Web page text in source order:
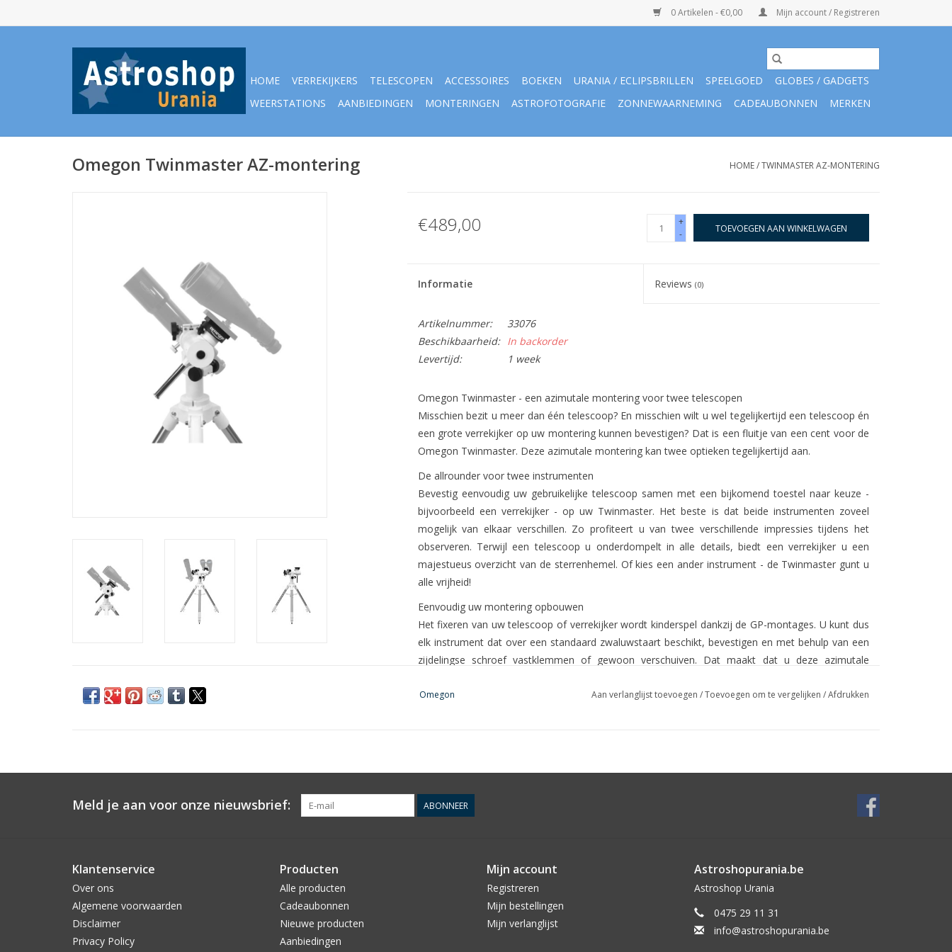
0 Artikelen - €0,00 Mijn account / Registreren
HOME VERREKIJKERS TELESCOPEN ACCESSOIRES BOEKEN URANIA / ECLIPSBRILLEN SPEELGOED
GLOBES / GADGETS
WEERSTATIONS
AANBIEDINGEN MONTERINGEN ASTROFOTOGRAFIE ZONNEWAARNEMING CADEAUBONNEN MERKEN
Omegon Twinmaster AZ-montering HOME/TWINMASTER AZ-MONTERING
€489,00
+
-
TOEVOEGEN AAN WINKELWAGEN
Informatie Reviews(0)
Artikelnummer:
33076
Beschikbaarheid:
In backorder
Levertijd:
1 week
Omegon Twinmaster - een azimutale montering voor twee telescopen
Misschien bezit u meer dan één telescoop? En misschien wilt u wel tegelijkertijd een telescoop én
een grote verrekijker op uw montering kunnen bevestigen? Dat is een fluitje van een cent voor de
Omegon Twinmaster. Deze azimutale montering kan twee optieken tegelijkertijd aan.
De allrounder voor twee instrumenten
Bevestig eenvoudig uw gebruikelijke telescoop samen met een bijkomend toestel naar keuze -
bijvoorbeeld een verrekijker - op uw Twinmaster. Het beste is dat beide instrumenten zoveel
mogelijk van elkaar verschillen. Zo profiteert u van twee verschillende impressies tijdens het
observeren. Terwijl een telescoop u onderdompelt in alle details, biedt een verrekijker u een
majestueus overzicht van de sterrenhemel. Of kies een ander instrument - de Twinmaster gunt u
alle vrijheid!
Eenvoudig uw montering opbouwen
Het fixeren van uw telescoop of verrekijker wordt kinderspel dankzij de GP-montages. U kunt dus
elk instrument dat over een standaard zwaluwstaart beschikt, bevestigen en met behulp van een
zijdelingse schroef vastklemmen of gewoon verschuiven. Dat maakt dat u deze azimutale
Fijne bewegingen in alle richtingen
praktisch is: de fijne bewegingen staan u toe astronomische objecten te volgen met beide
instrumenten tegelijkertijd. U hoeft dus niet langer stress te hebben; geniet tijdens het observeren!
Draagkracht to 13kg - aan elke zijde
gewoon het geschikte contragewicht (niet bij de levering inbegrepen) en bevestigt dit aan de
contragewichtstang (diameter 20mm). Al naargelang de toepassing kunt u de contragewichtstang
gebruiken om het gewicht van het rechtse of het linkse instrument te compenseren.
De voordelen op een rij:
Omegon Aan verlanglijst toevoegen /Toevoegen om te vergelijken /Afdrukken
Meld je aan voor onze nieuwsbrief: ABONNEER
Klantenservice
Over ons
Algemene voorwaarden
Disclaimer
Privacy Policy
Producten
Alle producten
Cadeaubonnen
Nieuwe producten
Aanbiedingen
Mijn account
Registreren
Mijn bestellingen
Mijn verlanglijst
Astroshopurania.be
Astroshop Urania
0475 29 11 31
info@astroshopurania.be